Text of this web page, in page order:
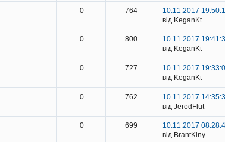
0 764
10.11.2017
від KeganKt
0 800
10.11.2017
від KeganKt
0 727
10.11.2017
від KeganKt
0 762
10.11.2017
від JerodFlut
0 699
10.11.2017
від BrantKiny